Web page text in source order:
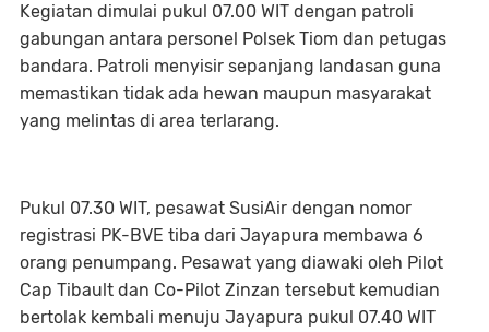
Kegiatan dimulai pukul 07.00 WIT dengan patroli
gabungan antara personel Polsek Tiom dan petugas
bandara. Patroli menyisir sepanjang landasan guna
memastikan tidak ada hewan maupun masyarakat
yang melintas di area terlarang.
Pukul 07.30 WIT, pesawat SusiAir dengan nomor
registrasi PK-BVE tiba dari Jayapura membawa 6
orang penumpang. Pesawat yang diawaki oleh Pilot
Cap Tibault dan Co-Pilot Zinzan tersebut kemudian
bertolak kembali menuju Jayapura pukul 07.40 WIT